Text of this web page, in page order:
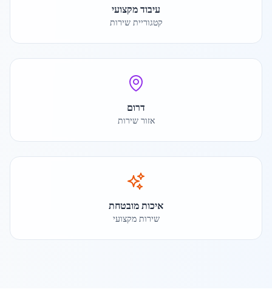
עיבוד מקצועי
קטגוריית שירות
דרום
אזור שירות
איכות מובטחת
שירות מקצועי